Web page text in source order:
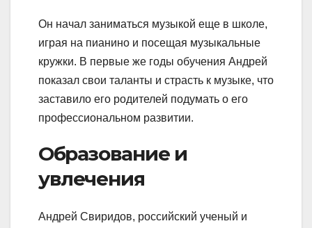
Он начал заниматься музыкой еще в школе,
играя на пианино и посещая музыкальные
кружки. В первые же годы обучения Андрей
показал свои таланты и страсть к музыке, что
заставило его родителей подумать о его
профессиональном развитии.
Образование и
увлечения
Андрей Свиридов, российский ученый и